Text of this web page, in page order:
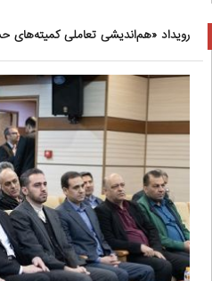
رویداد «هم‌اندیشی تعاملی کمیته‌های